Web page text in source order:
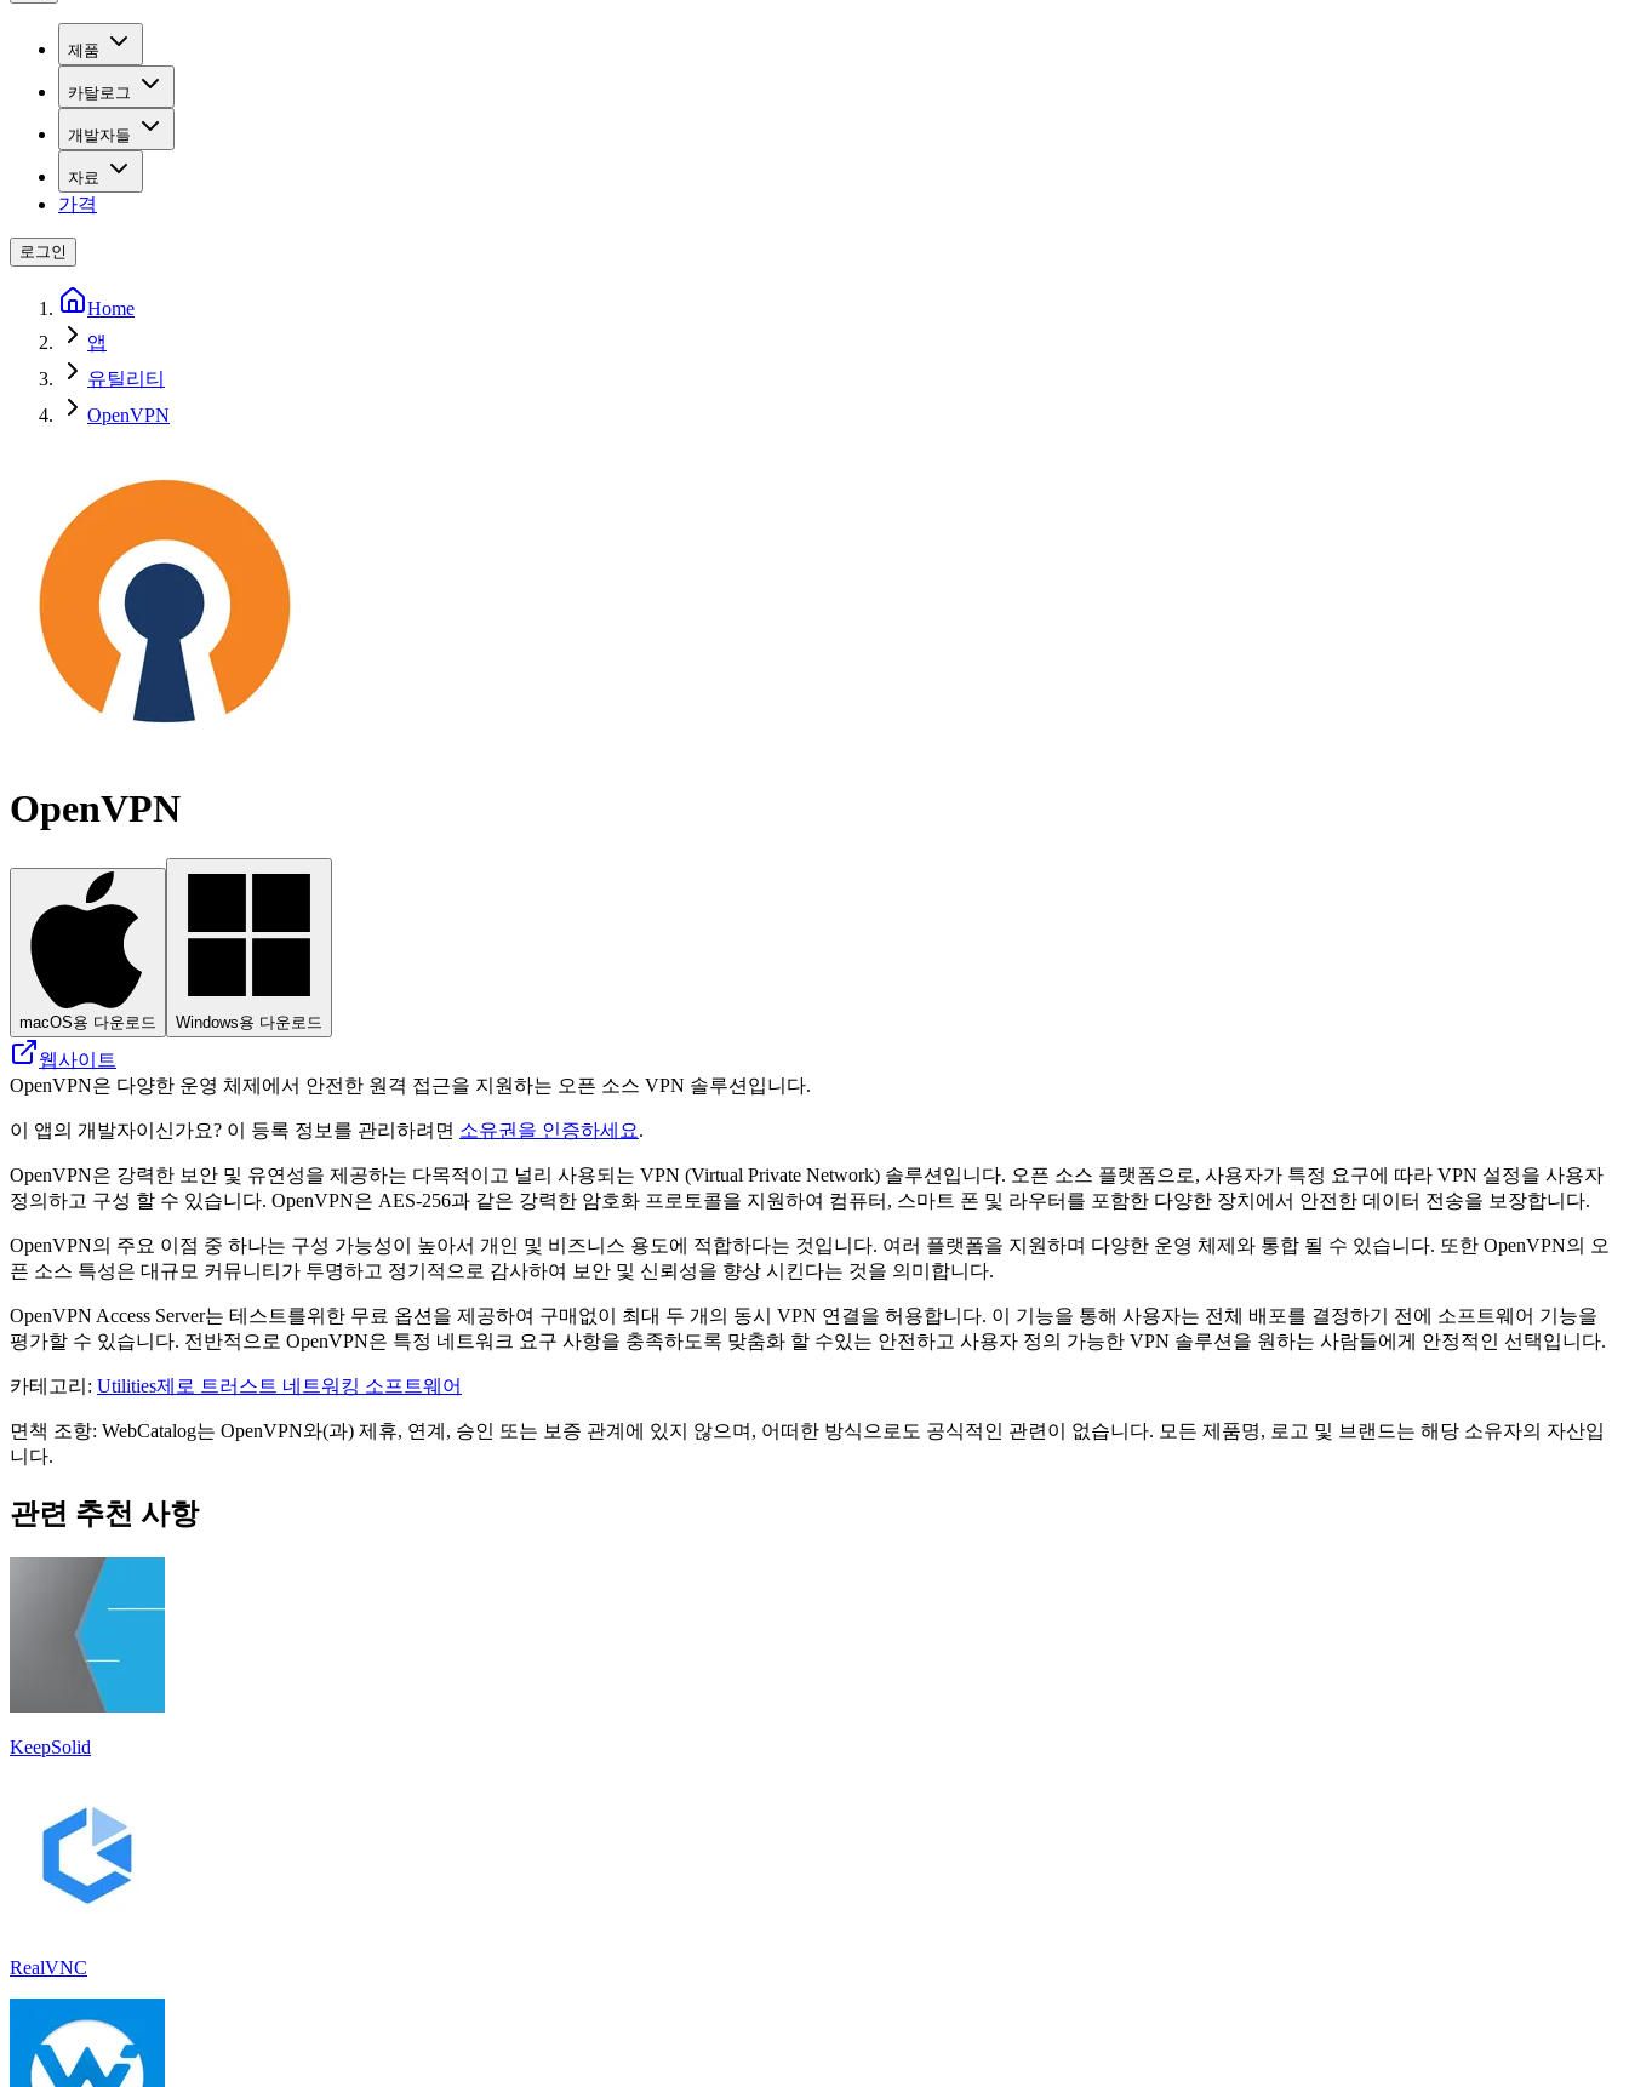
제품
카탈로그
개발자들
자료
가격
로그인
Home
앱
유틸리티
OpenVPN
OpenVPN
macOS용 다운로드 Windows용 다운로드
웹사이트
OpenVPN은 다양한 운영 체제에서 안전한 원격 접근을 지원하는 오픈 소스 VPN 솔루션입니다.
이 앱의 개발자이신가요? 이 등록 정보를 관리하려면 소유권을 인증하세요.
OpenVPN은 강력한 보안 및 유연성을 제공하는 다목적이고 널리 사용되는 VPN (Virtual Private Network) 솔루션입니다. 오픈 소스 플랫폼으로, 사용자가 특정 요구에 따라 VPN 설정을 사용자
정의하고 구성 할 수 있습니다. OpenVPN은 AES-256과 같은 강력한 암호화 프로토콜을 지원하여 컴퓨터, 스마트 폰 및 라우터를 포함한 다양한 장치에서 안전한 데이터 전송을 보장합니다.
OpenVPN의 주요 이점 중 하나는 구성 가능성이 높아서 개인 및 비즈니스 용도에 적합하다는 것입니다. 여러 플랫폼을 지원하며 다양한 운영 체제와 통합 될 수 있습니다. 또한 OpenVPN의 오
픈 소스 특성은 대규모 커뮤니티가 투명하고 정기적으로 감사하여 보안 및 신뢰성을 향상 시킨다는 것을 의미합니다.
OpenVPN Access Server는 테스트를위한 무료 옵션을 제공하여 구매없이 최대 두 개의 동시 VPN 연결을 허용합니다. 이 기능을 통해 사용자는 전체 배포를 결정하기 전에 소프트웨어 기능을
평가할 수 있습니다. 전반적으로 OpenVPN은 특정 네트워크 요구 사항을 충족하도록 맞춤화 할 수있는 안전하고 사용자 정의 가능한 VPN 솔루션을 원하는 사람들에게 안정적인 선택입니다.
카테고리 : Utilities제로 트러스트 네트워킹 소프트웨어
면책 조항: WebCatalog는 OpenVPN와(과) 제휴, 연계, 승인 또는 보증 관계에 있지 않으며, 어떠한 방식으로도 공식적인 관련이 없습니다. 모든 제품명, 로고 및 브랜드는 해당 소유자의 자산입
니다.
관련 추천 사항
KeepSolid
RealVNC